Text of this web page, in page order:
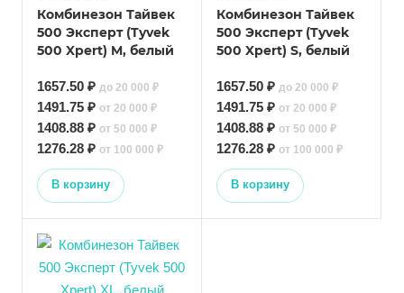
Комбинезон Тайвек
500 Эксперт (Tyvek
500 Xpert) M, белый
1657.50 ₽ до 20 000 ₽
1491.75 ₽ от 20 000 ₽
1408.88 ₽ от 50 000 ₽
1276.28 ₽ от 100 000 ₽
В корзину
Комбинезон Тайвек
500 Эксперт (Tyvek
500 Xpert) S, белый
1657.50 ₽ до 20 000 ₽
1491.75 ₽ от 20 000 ₽
1408.88 ₽ от 50 000 ₽
1276.28 ₽ от 100 000 ₽
В корзину